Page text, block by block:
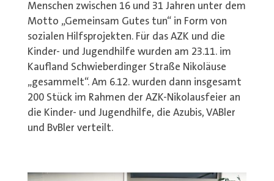
Menschen zwischen 16 und 31 Jahren unter dem
Motto „Gemeinsam Gutes tun“ in Form von
sozialen Hilfsprojekten. Für das AZK und die
Kinder- und Jugendhilfe wurden am 23.11. im
Kaufland Schwieberdinger Straße Nikoläuse
„gesammelt“. Am 6.12. wurden dann insgesamt
200 Stück im Rahmen der AZK-Nikolausfeier an
die Kinder- und Jugendhilfe, die Azubis, VABler
und BvBler verteilt.